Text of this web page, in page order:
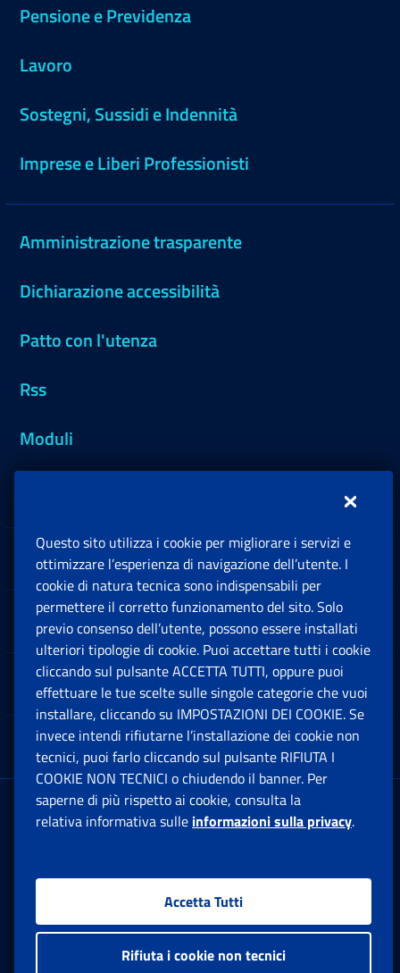
Pensione e Previdenza
Lavoro
Sostegni, Sussidi e Indennità
Imprese e Liberi Professionisti
Amministrazione trasparente
Dichiarazione accessibilità
Patto con l'utenza
Rss
Moduli
Sedi e Contatti
Software
Note Legali
App mobile
Sede Legale : Via Ciro il Grande, 21
00144 Roma
Facebook: Apre una nuova finestra
Twitter: Apre una nuova finestra
Whatsapp: Apre una nuova
Youtube: Apre una
Instagram:
Questo sito utilizza i cookie per migliorare i servizi e
ottimizzare l’esperienza di navigazione dell’utente. I
cookie di natura tecnica sono indispensabili per
permettere il corretto funzionamento del sito. Solo
previo consenso dell’utente, possono essere installati
ulteriori tipologie di cookie. Puoi accettare tutti i cookie
cliccando sul pulsante ACCETTA TUTTI, oppure puoi
effettuare le tue scelte sulle singole categorie che vuoi
installare, cliccando su IMPOSTAZIONI DEI COOKIE. Se
invece intendi rifiutarne l’installazione dei cookie non
tecnici, puoi farlo cliccando sul pulsante RIFIUTA I
COOKIE NON TECNICI o chiudendo il banner. Per
saperne di più rispetto ai cookie, consulta la
relativa informativa sulle informazioni sulla privacy.
Accetta Tutti
Rifiuta i cookie non tecnici